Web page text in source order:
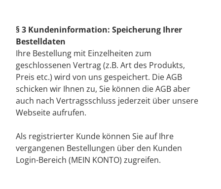
§ 3 Kundeninformation: Speicherung Ihrer
Bestelldaten
Ihre Bestellung mit Einzelheiten zum
geschlossenen Vertrag (z.B. Art des Produkts,
Preis etc.) wird von uns gespeichert. Die AGB
schicken wir Ihnen zu, Sie können die AGB aber
auch nach Vertragsschluss jederzeit über unsere
Webseite aufrufen.
Als registrierter Kunde können Sie auf Ihre
vergangenen Bestellungen über den Kunden
Login-Bereich (MEIN KONTO) zugreifen.